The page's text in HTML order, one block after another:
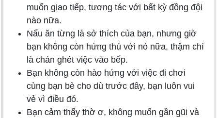
muốn giao tiếp, tương tác với bất kỳ đồng đội
nào nữa.
Nấu ăn từng là sở thích của bạn, nhưng giờ
bạn không còn hứng thú với nó nữa, thậm chí
là chán ghét việc vào bếp.
Bạn không còn hào hứng với việc đi chơi
cùng bạn bè cho dù trước đây, bạn luôn vui
vẻ vì điều đó.
Bạn cảm thấy thờ ơ, không muốn gần gũi và